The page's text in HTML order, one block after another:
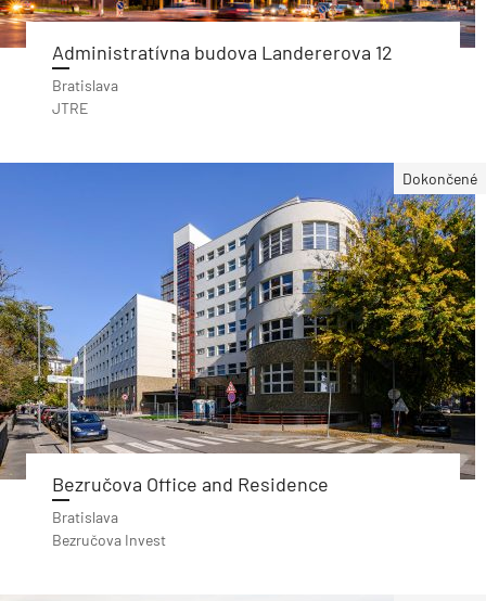
Administratívna budova Landererova 12
Bratislava
JTRE
Dokončené
Bezručova Office and Residence
Bratislava
Bezručova Invest